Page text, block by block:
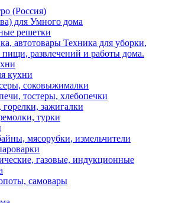
(Россия)
для Умного дома
решетки
автотовары Техника для уборки,
пищи, развлечений и работы дома.
кухни
соковыжималки
тостеры, хлебопечки
зажигалки
турки
мясорубки, измельчители
газовые, индукционные
самовары